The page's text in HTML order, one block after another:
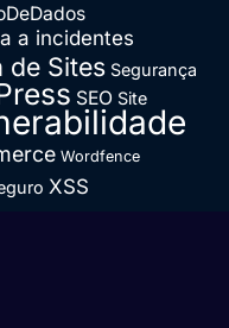
a incidentes
de Sites Segurança
SEO Site
Wordfence
XSS